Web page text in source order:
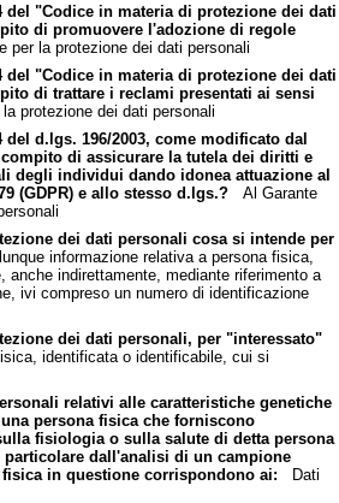
del "Codice in materia di protezione dei dati
di promuovere l'adozione di regole
la protezione dei dati personali
del "Codice in materia di protezione dei dati
di trattare i reclami presentati ai sensi
protezione dei dati personali
del d.lgs. 196/2003, come modificato dal
di assicurare la tutela dei diritti e
degli individui dando idonea attuazione al
(GDPR) e allo stesso d.lgs.?Al Garante
dei dati personali cosa si intende per
informazione relativa a persona fisica,
anche indirettamente, mediante riferimento a
ivi compreso un numero di identificazione
dei dati personali, per "interessato"
identificata o identificabile, cui si
relativi alle caratteristiche genetiche
persona fisica che forniscono
fisiologia o sulla salute di detta persona
dall'analisi di un campione
in questione corrispondono ai: Dati